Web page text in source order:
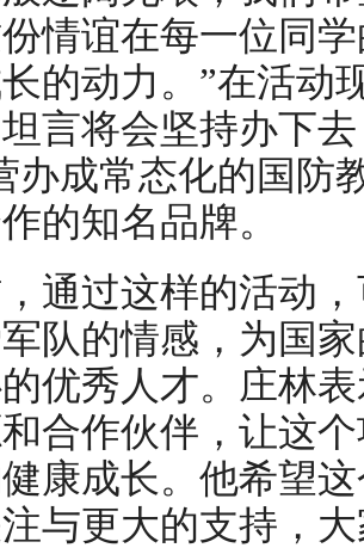
情谊在每一位同
的动力。”在活动
言将会坚持办下
办成常态化的国防
的知名品牌。
通过这样的活动
队的情感，为国
优秀人才。庄林
合作伙伴，让这
康成长。他希望
与更大的支持，